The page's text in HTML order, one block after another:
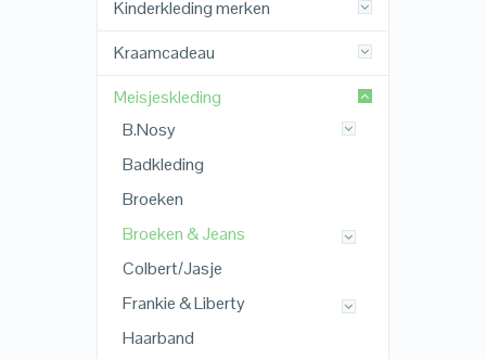
Kinderkleding merken
Kraamcadeau
Meisjeskleding
B.Nosy
Badkleding
Broeken
Broeken & Jeans
Colbert/Jasje
Frankie & Liberty
Haarband